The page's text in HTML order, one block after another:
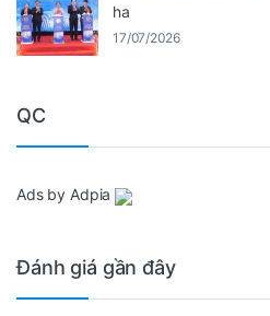
ha
17/07/2026
QC
Ads by Adpia
Đánh giá gần đây